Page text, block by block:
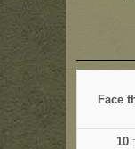
Face
10